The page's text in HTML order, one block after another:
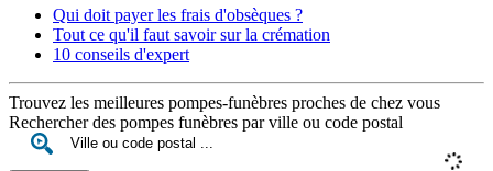
Qui doit payer les frais d'obsèques ?
Tout ce qu'il faut savoir sur la crémation
10 conseils d'expert
Trouvez les meilleures pompes-funèbres proches de chez vous
Rechercher des pompes funèbres par ville ou code postal